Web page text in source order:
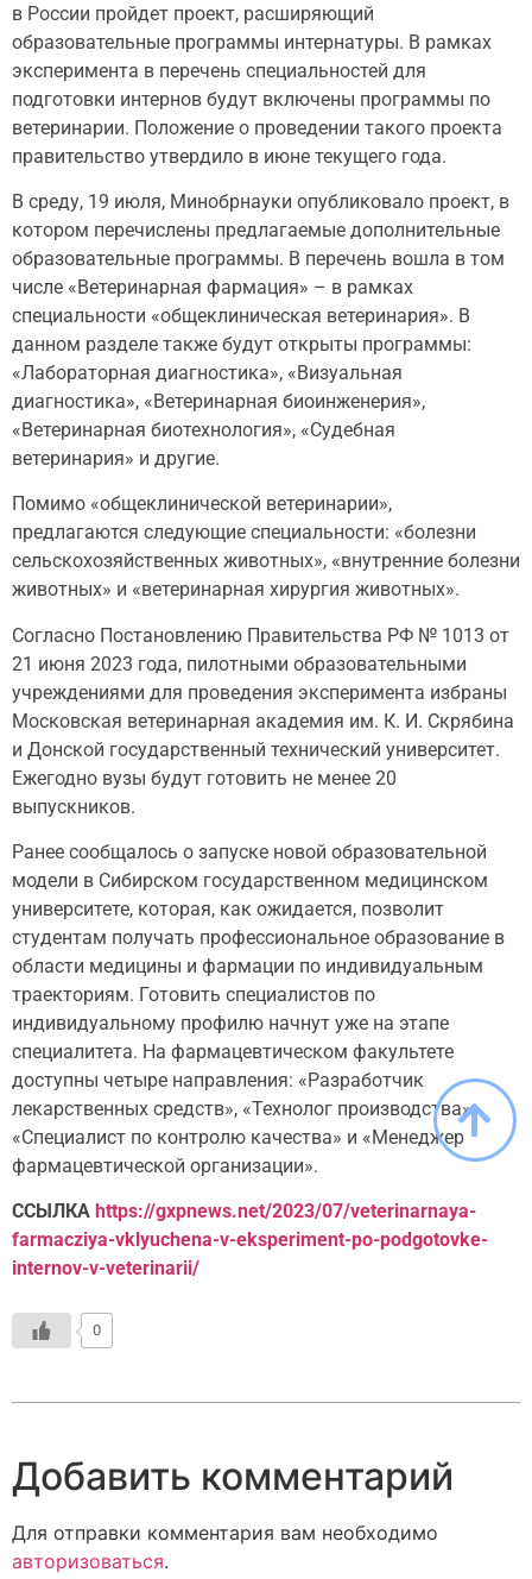
в России пройдет проект, расширяющий
образовательные программы интернатуры. В рамках
эксперимента в перечень специальностей для
подготовки интернов будут включены программы по
ветеринарии. Положение о проведении такого проекта
правительство утвердило в июне текущего года.
В среду, 19 июля, Минобрнауки опубликовало проект, в
котором перечислены предлагаемые дополнительные
образовательные программы. В перечень вошла в том
числе «Ветеринарная фармация» – в рамках
специальности «общеклиническая ветеринария». В
данном разделе также будут открыты программы:
«Лабораторная диагностика», «Визуальная
диагностика», «Ветеринарная биоинженерия»,
«Ветеринарная биотехнология», «Судебная
ветеринария» и другие.
Помимо «общеклинической ветеринарии»,
предлагаются следующие специальности: «болезни
сельскохозяйственных животных», «внутренние болезни
животных» и «ветеринарная хирургия животных».
Согласно Постановлению Правительства РФ № 1013 от
21 июня 2023 года, пилотными образовательными
учреждениями для проведения эксперимента избраны
Московская ветеринарная академия им. К. И. Скрябина
и Донской государственный технический университет.
Ежегодно вузы будут готовить не менее 20
выпускников.
Ранее сообщалось о запуске новой образовательной
модели в Сибирском государственном медицинском
университете, которая, как ожидается, позволит
студентам получать профессиональное образование в
области медицины и фармации по индивидуальным
траекториям. Готовить специалистов по
индивидуальному профилю начнут уже на этапе
специалитета. На фармацевтическом факультете
доступны четыре направления: «Разработчик
лекарственных средств», «Технолог производства»,
«Специалист по контролю качества» и «Менеджер
фармацевтической организации».
ССЫЛКА https://gxpnews.net/2023/07/veterinarnaya-
farmacziya-vklyuchena-v-eksperiment-po-podgotovke-
internov-v-veterinarii/
0
Добавить комментарий
Для отправки комментария вам необходимо
авторизоваться.